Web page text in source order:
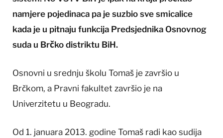
namjere pojedinaca pa je suzbio sve smicalice
kada je u pitnaju funkcija Predsjednika Osnovnog
suda u Brčko distriktu BiH.
Osnovni u srednju školu Tomaš je završio u
Brčkom, a Pravni fakultet završio je na
Univerzitetu u Beogradu.
Od 1. januara 2013. godine Tomaš radi kao sudija